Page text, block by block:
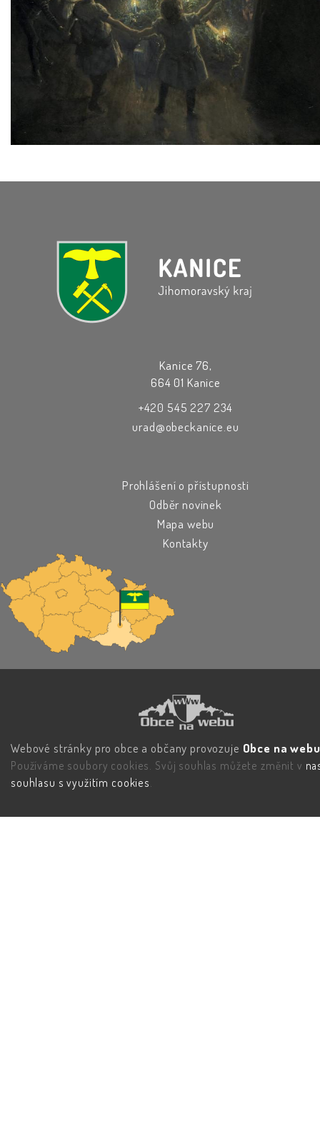
Kanice 76,
664 01 Kanice
+420 545 227 234
urad@obeckanice.eu
Prohlášení o přístupnosti
Odběr novinek
Mapa webu
Kontakty
Webové stránky pro obce a občany provozuje Obce na
Používáme soubory cookies. Svůj souhlas můžete změnit v
souhlasu s využitím cookies.